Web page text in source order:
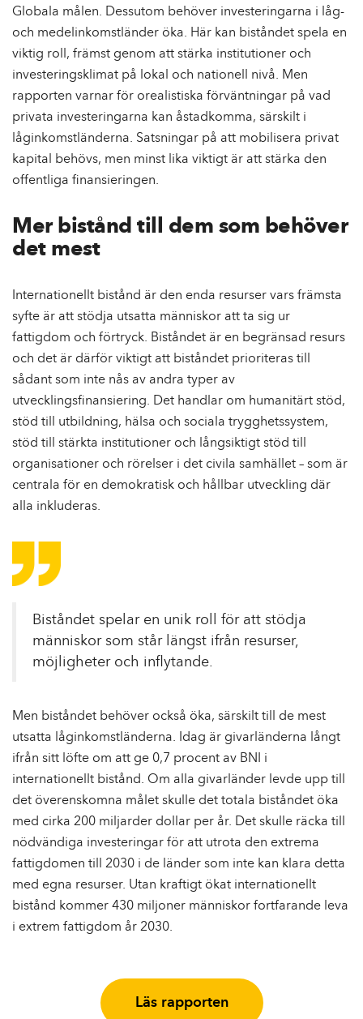
Globala målen. Dessutom behöver investeringarna i låg-
och medelinkomstländer öka. Här kan biståndet spela en
viktig roll, främst genom att stärka institutioner och
investeringsklimat på lokal och nationell nivå. Men
rapporten varnar för orealistiska förväntningar på vad
privata investeringarna kan åstadkomma, särskilt i
låginkomstländerna. Satsningar på att mobilisera privat
kapital behövs, men minst lika viktigt är att stärka den
offentliga finansieringen.
Mer bistånd till dem som behöver
det mest
Internationellt bistånd är den enda resurser vars främsta
syfte är att stödja utsatta människor att ta sig ur
fattigdom och förtryck. Biståndet är en begränsad resurs
och det är därför viktigt att biståndet prioriteras till
sådant som inte nås av andra typer av
utvecklingsfinansiering. Det handlar om humanitärt stöd,
stöd till utbildning, hälsa och sociala trygghetssystem,
stöd till stärkta institutioner och långsiktigt stöd till
organisationer och rörelser i det civila samhället – som är
centrala för en demokratisk och hållbar utveckling där
alla inkluderas.
Biståndet spelar en unik roll för att stödja
människor som står längst ifrån resurser,
möjligheter och inflytande.
Men biståndet behöver också öka, särskilt till de mest
utsatta låginkomstländerna. Idag är givarländerna långt
ifrån sitt löfte om att ge 0,7 procent av BNI i
internationellt bistånd. Om alla givarländer levde upp till
det överenskomna målet skulle det totala biståndet öka
med cirka 200 miljarder dollar per år. Det skulle räcka till
nödvändiga investeringar för att utrota den extrema
fattigdomen till 2030 i de länder som inte kan klara detta
med egna resurser. Utan kraftigt ökat internationellt
bistånd kommer 430 miljoner människor fortfarande leva
i extrem fattigdom år 2030.
Läs rapporten